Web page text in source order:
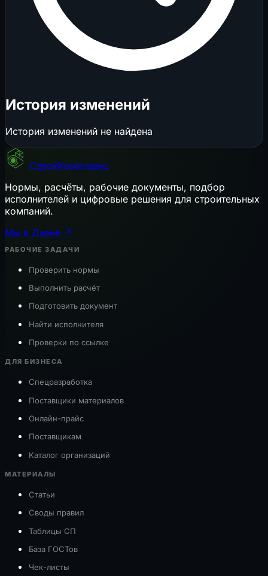
История изменений
История изменений не найдена
СтройКомплаенс
Нормы, расчёты, рабочие документы, подбор
исполнителей и цифровые решения для строительных
компаний.
Мы в Дзене ↗
РАБОЧИЕ ЗАДАЧИ
Проверить нормы
Выполнить расчёт
Подготовить документ
Найти исполнителя
Проверки по ссылке
ДЛЯ БИЗНЕСА
Спецразработка
Поставщики материалов
Онлайн-прайс
Поставщикам
Каталог организаций
МАТЕРИАЛЫ
Статьи
Своды правил
Таблицы СП
База ГОСТов
Чек-листы